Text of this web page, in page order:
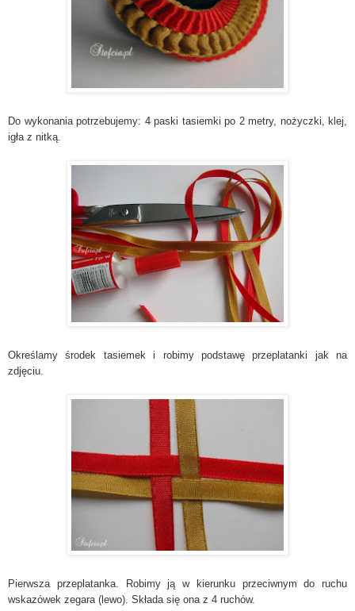
Do wykonania potrzebujemy: 4 paski tasiemki po 2 metry, nożyczki, klej,
igła z nitką.
Określamy środek tasiemek i robimy podstawę przeplatanki jak na
zdjęciu.
Pierwsza przeplatanka. Robimy ją w kierunku przeciwnym do ruchu
wskazówek zegara (lewo). Składa się ona z 4 ruchów.